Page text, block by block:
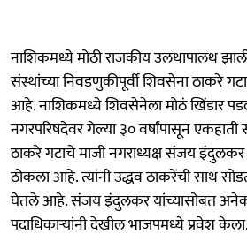
नाशिकमध्ये मोठी राजकीय उलथापालथ
संस्थांच्या निवडणुकीपूर्वी शिवसेना ठाकरे
आहे. नाशिकमध्ये शिवसेनेला मोठं खिंडार
नगरपरिषदेवर गेल्या ३० वर्षांपासून एकहाती
ठाकरे गटाचे माजी नगराध्यक्ष संजय इंदुलकर
ठोकला आहे. त्यांनी उद्धव ठाकरेंची साथ
घेतले आहे. संजय इंदुलकर यांच्यासोबत
पदाधिकाऱ्यांनी देखील भाजपमध्ये प्रवेश केला.